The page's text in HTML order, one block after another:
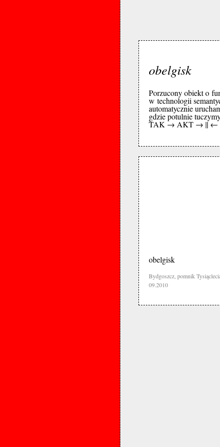
obelgisk
Porzucony obiekt o
w technologii
automatycznie
gdzie potulnie
TAK → AKT → || ←
obelgisk
Bydgoszcz, pomnik
09.2010